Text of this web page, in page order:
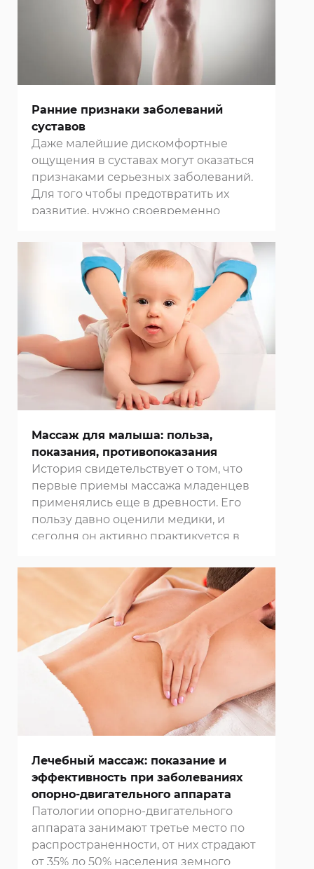
можно провести лечебный,
оздоровительный, мануальный,
точечный и другие виды массажа.
Ранние признаки заболеваний
суставов
Даже малейшие дискомфортные
ощущения в суставах могут оказаться
признаками серьезных заболеваний.
Для того чтобы предотвратить их
развитие, нужно своевременно
клинике в Москвеи строго
придерживаться всех рекомендаций
своего лечащего врача.
Массаж для малыша: польза,
показания, противопоказания
История свидетельствует о том, что
первые приемы массажа младенцев
применялись еще в древности. Его
пользу давно оценили медики, и
сегодня он активно практикуется в
Воздействие массажа на организм
малышей очень многогранно.
Лечебный массаж: показание и
эффективность при заболеваниях
опорно-двигательного аппарата
Патологии опорно-двигательного
аппарата занимают третье место по
распространенности, от них страдают
от 35% до 50% населения земного